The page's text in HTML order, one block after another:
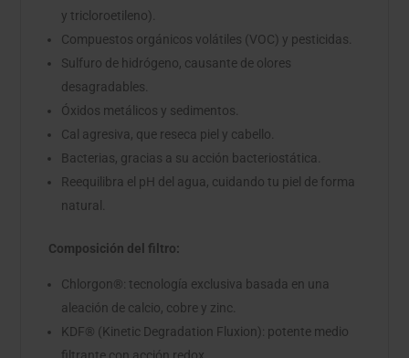
y tricloroetileno).
Compuestos orgánicos volátiles (VOC) y pesticidas.
Sulfuro de hidrógeno, causante de olores
desagradables.
Óxidos metálicos y sedimentos.
Cal agresiva, que reseca piel y cabello.
Bacterias, gracias a su acción bacteriostática.
Reequilibra el pH del agua, cuidando tu piel de forma
natural.
Composición del filtro:
Chlorgon®: tecnología exclusiva basada en una
aleación de calcio, cobre y zinc.
KDF® (Kinetic Degradation Fluxion): potente medio